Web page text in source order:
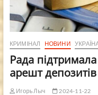
КРИМІНАЛ НОВИНИ
Рада
арешт
Игорь Лыч 2024-11-22